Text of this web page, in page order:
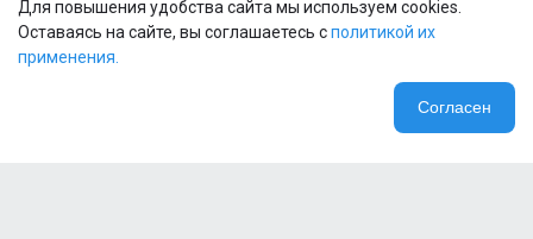
Для повышения удобства сайта мы используем cookies.
Оставаясь на сайте, вы соглашаетесь сполитикой их
применения.
Согласен